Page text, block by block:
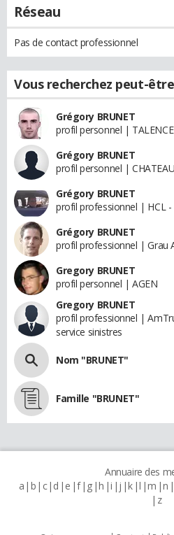
Réseau
Pas de contact professionnel
Vous recherchez peut-être
Grégory BRUNET
profil personnel | TALENCE
Grégory BRUNET
profil personnel |
Grégory BRUNET
profil professionnel | HCL
Grégory BRUNET
profil professionnel | Grau
Gregory BRUNET
profil personnel | AGEN
Gregory BRUNET
profil professionnel |
service sinistres
Nom "BRUNET"
Famille "BRUNET"
Annuaire des
a b c d e f g h i j k l m n
z